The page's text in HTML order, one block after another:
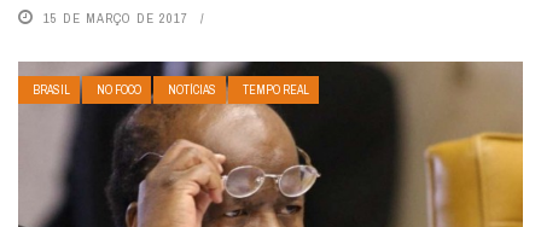
15 DE MARÇO DE 2017
BRASIL NO FOCO NOTÍCIAS TEMPO REAL